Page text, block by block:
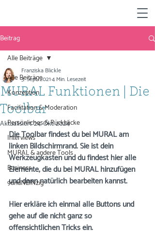
Beitrag
Alle Beiträge
Konzeption
Facilitation & Moderation
Persönliches & Rückblicke
Interviews
MURAL & andere Tools
Business
9undNEINzig
Alle Beiträge
MURAL Funktionen | Die
Toolbar
Franziska Blickle
3. Sept. 20214 Min. Lesezeit
Aktualisiert:24. Okt. 2024
Die Toolbar findest du bei MURAL am
linken Bildschirmrand. Sie ist dein
Werkzeugkasten und du findest hier alle
Elemente, die du bei MURAL hinzufügen
und dann natürlich bearbeiten kannst.
Hier erkläre ich einmal alle Buttons und
gehe auf die nicht ganz so
offensichtlichen Tricks ein.